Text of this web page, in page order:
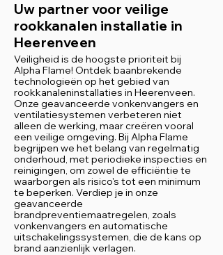
Uw partner voor veilige
rookkanalen installatie in
Heerenveen
Veiligheid is de hoogste prioriteit bij
Alpha Flame! Ontdek baanbrekende
technologieën op het gebied van
rookkanaleninstallaties in Heerenveen.
Onze geavanceerde vonkenvangers en
ventilatiesystemen verbeteren niet
alleen de werking, maar creëren vooral
een veilige omgeving. Bij Alpha Flame
begrijpen we het belang van regelmatig
onderhoud, met periodieke inspecties en
reinigingen, om zowel de efficiëntie te
waarborgen als risico's tot een minimum
te beperken. Verdiep je in onze
geavanceerde
brandpreventiemaatregelen, zoals
vonkenvangers en automatische
uitschakelingssystemen, die de kans op
brand aanzienlijk verlagen.